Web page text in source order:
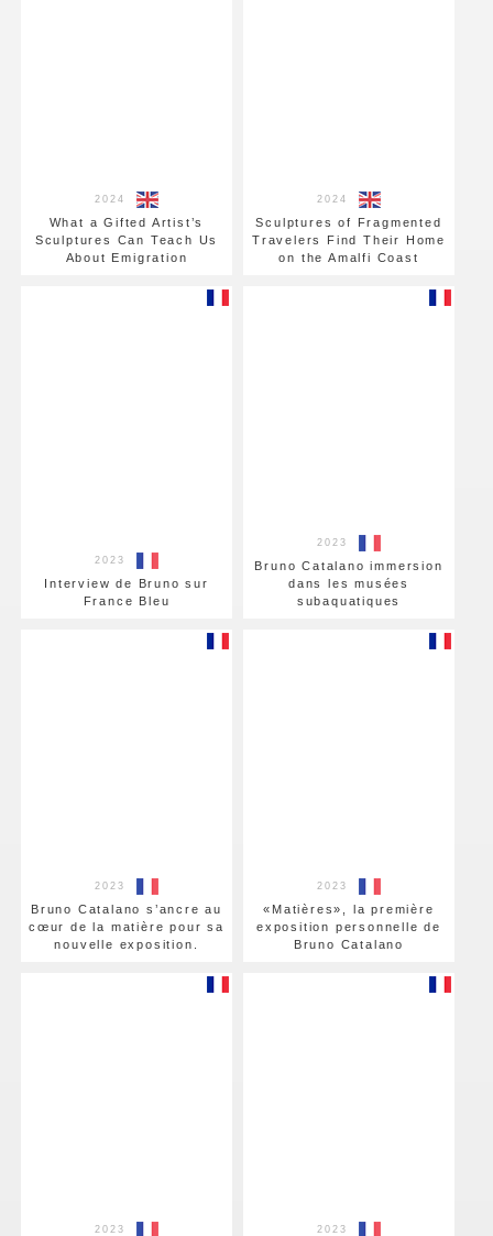
2024
What a Gifted Artist’s
Sculptures Can Teach Us
About Emigration
2024
Sculptures of Fragmented
Travelers Find Their Home
on the Amalfi Coast
2023
Interview de Bruno sur
France Bleu
2023
Bruno Catalano immersion
dans les musées
subaquatiques
2023
Bruno Catalano s’ancre au
cœur de la matière pour sa
nouvelle exposition.
2023
«Matières», la première
exposition personnelle de
Bruno Catalano
2023 2023